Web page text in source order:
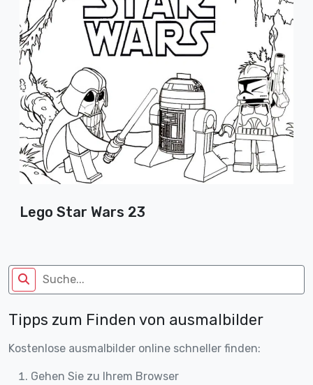
Lego Star Wars 23
Tipps zum Finden von ausmalbilder
Kostenlose ausmalbilder online schneller finden:
Gehen Sie zu Ihrem Browser